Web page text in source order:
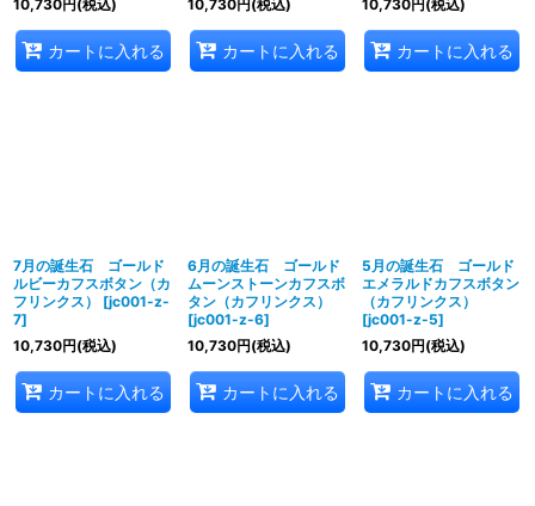
10,730円(税込)
カートに入れる
10,730円(税込)
カートに入れる
10,730円(税込)
カートに入れる
7月の誕生石 ゴールド
ルビーカフスボタン（カ
フリンクス）
[jc001-z-
7]
10,730円(税込)
カートに入れる
6月の誕生石 ゴールド
ムーンストーンカフスボ
タン（カフリンクス）
[jc001-z-6]
10,730円(税込)
カートに入れる
5月の誕生石 ゴールド
エメラルドカフスボタン
（カフリンクス）
[jc001-z-5]
10,730円(税込)
カートに入れる